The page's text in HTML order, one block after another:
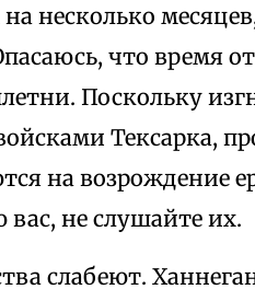
несколько
что время
Поскольку
Тексарка,
на возрождение
не слушайте их.
слабеют.